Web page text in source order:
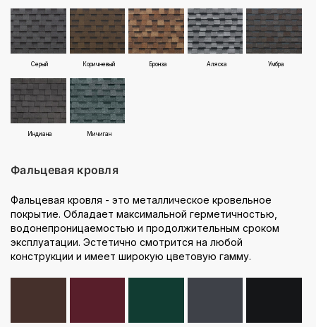
Серый Коричневый Бронза Аляска Умбра
Индиана Мичиган
Фальцевая кровля
Фальцевая кровля - это металлическое кровельное
покрытие. Обладает максимальной герметичностью,
водонепроницаемостью и продолжительным сроком
эксплуатации. Эстетично смотрится на любой
конструкции и имеет широкую цветовую гамму.